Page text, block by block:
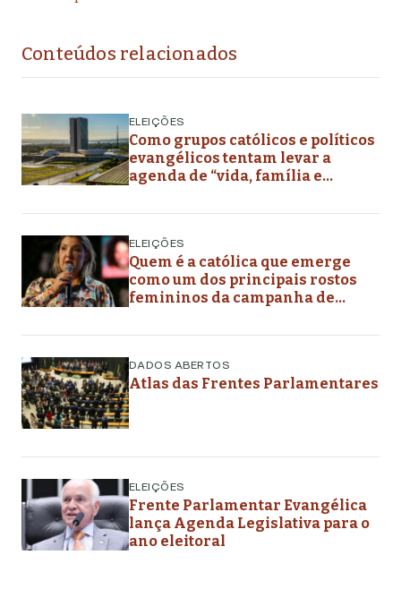
Conteúdos relacionados
ELEIÇÕES
Como grupos católicos e políticos
evangélicos tentam levar a
agenda de “vida, família e
futuros
ELEIÇÕES
Quem é a católica que emerge
como um dos principais rostos
femininos da campanha de
DADOS ABERTOS
Atlas das Frentes Parlamentares
ELEIÇÕES
Frente Parlamentar Evangélica
lança Agenda Legislativa para o
ano eleitoral